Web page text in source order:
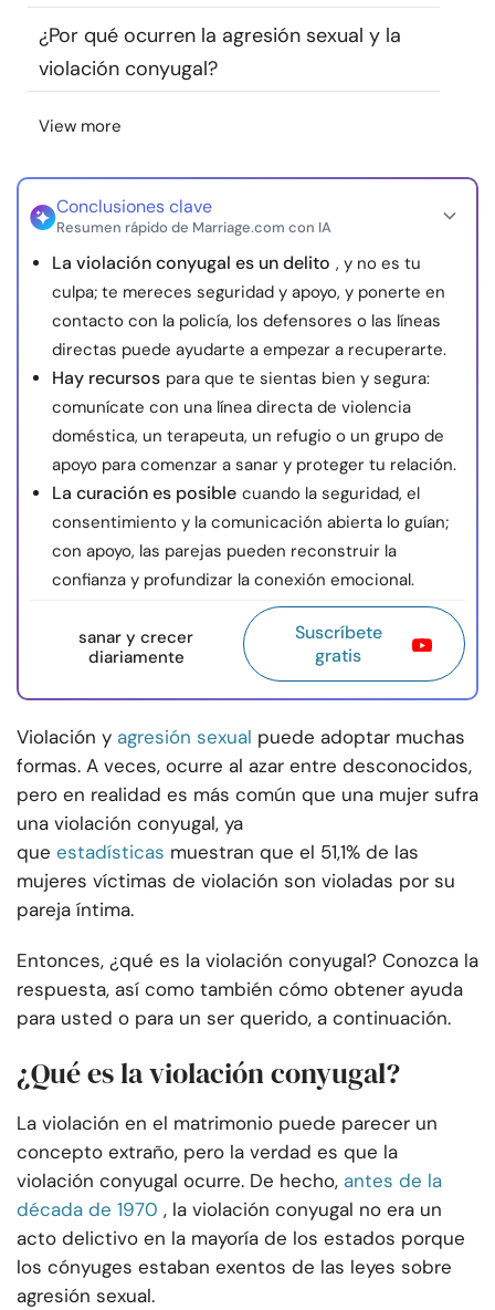
© Copyright 2026. Todos los derechos reservados.
¿Por qué ocurren la agresión sexual y la
violación conyugal?
View more
Conclusiones clave
Resumen rápido de Marriage.com con IA
La violación conyugal es un delito , y no es tu
culpa; te mereces seguridad y apoyo, y ponerte en
contacto con la policía, los defensores o las líneas
directas puede ayudarte a empezar a recuperarte.
Hay recursos para que te sientas bien y segura:
comunícate con una línea directa de violencia
doméstica, un terapeuta, un refugio o un grupo de
apoyo para comenzar a sanar y proteger tu relación.
La curación es posible cuando la seguridad, el
consentimiento y la comunicación abierta lo guían;
con apoyo, las parejas pueden reconstruir la
confianza y profundizar la conexión emocional.
sanar y crecer
diariamente
Suscríbete
gratis
Violación y agresión sexual puede adoptar muchas
formas. A veces, ocurre al azar entre desconocidos,
pero en realidad es más común que una mujer sufra
una violación conyugal, ya
que estadísticas muestran que el 51,1% de las
mujeres víctimas de violación son violadas por su
pareja íntima.
Entonces, ¿qué es la violación conyugal? Conozca la
respuesta, así como también cómo obtener ayuda
para usted o para un ser querido, a continuación.
¿Qué es la violación conyugal?
La violación en el matrimonio puede parecer un
concepto extraño, pero la verdad es que la
violación conyugal ocurre. De hecho, antes de la
década de 1970 , la violación conyugal no era un
acto delictivo en la mayoría de los estados porque
los cónyuges estaban exentos de las leyes sobre
agresión sexual.